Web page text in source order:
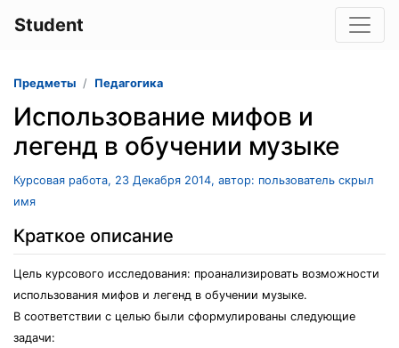
Student
Предметы Педагогика
Использование мифов и
легенд в обучении музыке
Курсовая работа, 23 Декабря 2014, автор: пользователь скрыл
имя
Краткое описание
Цель курсового исследования: проанализировать возможности
использования мифов и легенд в обучении музыке.
В соответствии с целью были сформулированы следующие
задачи: